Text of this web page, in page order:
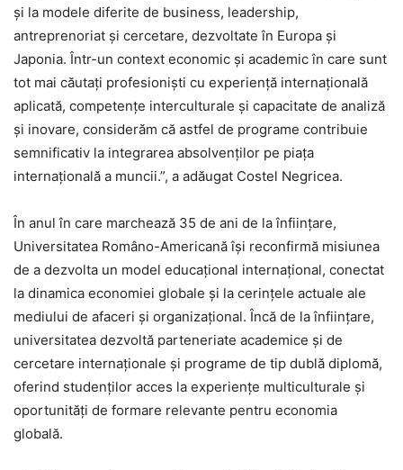
și la modele diferite de business, leadership,
antreprenoriat și cercetare, dezvoltate în Europa și
Japonia. Într-un context economic și academic în care sunt
tot mai căutați profesioniști cu experiență internațională
aplicată, competențe interculturale și capacitate de analiză
și inovare, considerăm că astfel de programe contribuie
semnificativ la integrarea absolvenților pe piața
internațională a muncii.”, a adăugat Costel Negricea.
În anul în care marchează 35 de ani de la înființare,
Universitatea Româno-Americană își reconfirmă misiunea
de a dezvolta un model educațional internațional, conectat
la dinamica economiei globale și la cerințele actuale ale
mediului de afaceri și organizațional. Încă de la înființare,
universitatea dezvoltă parteneriate academice și de
cercetare internaționale și programe de tip dublă diplomă,
oferind studenților acces la experiențe multiculturale și
oportunități de formare relevante pentru economia
globală.